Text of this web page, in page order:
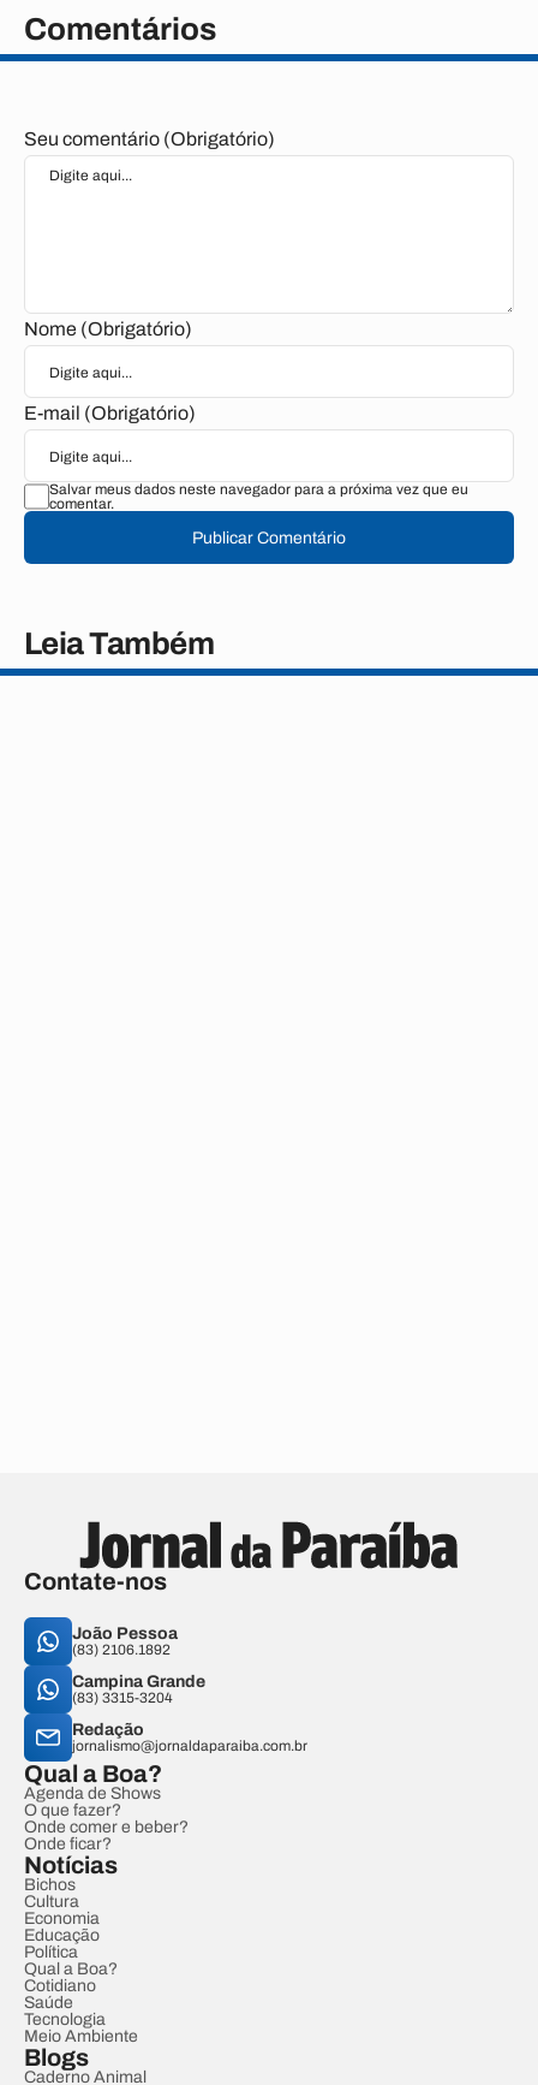
Comentários
Seu comentário (Obrigatório)
Nome (Obrigatório)
E-mail (Obrigatório)
Salvar meus dados neste navegador para a próxima vez que eu
comentar.
Publicar Comentário
Leia Também
Contate-nos
João Pessoa
(83) 2106.1892
Campina Grande
(83) 3315-3204
Redação
jornalismo@jornaldaparaiba.com.br
Qual a Boa?
Agenda de Shows
O que fazer?
Onde comer e beber?
Onde ficar?
Notícias
Bichos
Cultura
Economia
Educação
Política
Qual a Boa?
Cotidiano
Saúde
Tecnologia
Meio Ambiente
Blogs
Caderno Animal